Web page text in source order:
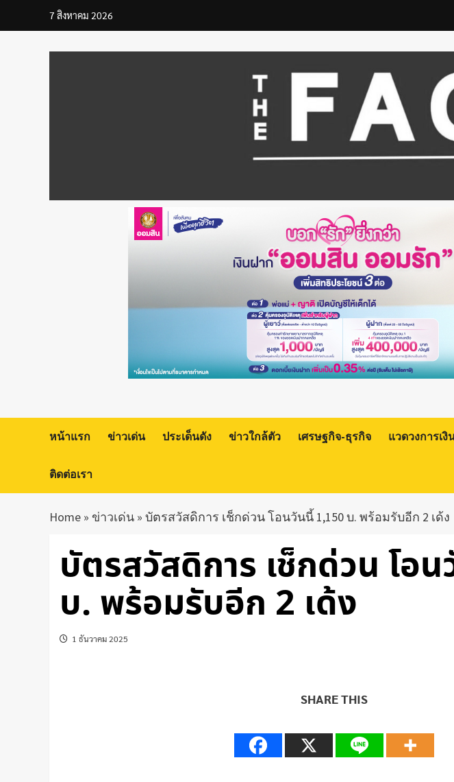
to
7 สิงหาคม 2026
หน้าแรก ข่าวเด่น ประเด็นดัง ข่าวใกล้ตัว เศรษฐกิจ-ธุรกิจ แวดวงการเงิ
ติดต่อเรา
Home » ข่าวเด่น » บัตรสวัสดิการ เช็กด่วน โอนวันนี้ 1,150 บ. พร้อมรับอีก 2 เด้ง
บัตรสวัสดิการ เช็กด่วน โอ
บ. พร้อมรับอีก 2 เด้ง
1 ธันวาคม 2025
SHARE THIS